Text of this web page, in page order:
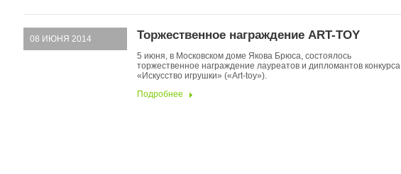
08 ИЮНЯ 2014 Торжественное награждение ART-TOY
5 июня, в Московском доме Якова Брюса, состоялось
торжественное награждение лауреатов и дипломантов конкурса
«Искусство игрушки» («Art-toy»).
Подробнее